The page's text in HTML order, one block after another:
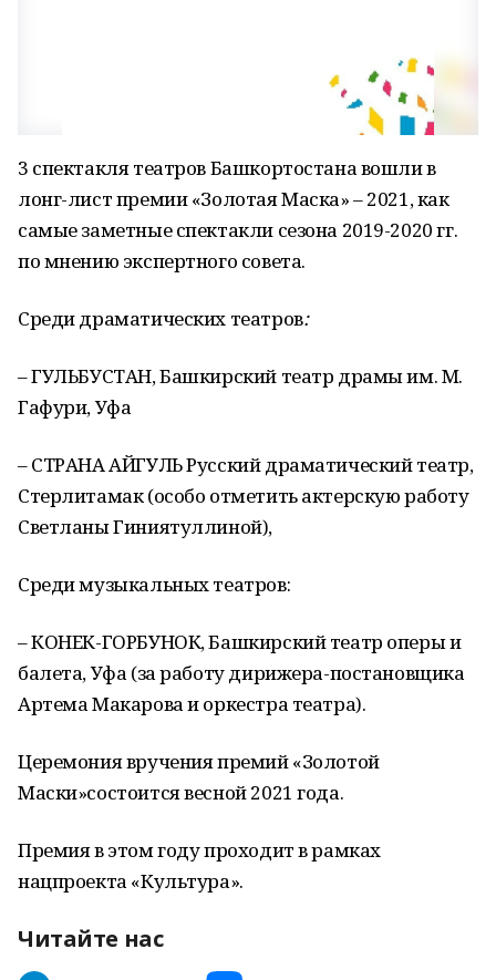
3 спектакля театров Башкортостана вошли в
лонг-лист премии «Золотая Маска» – 2021, как
самые заметные спектакли сезона 2019-2020 гг.
по мнению экспертного совета.
Среди драматических театров:
– ГУЛЬБУСТАН, Башкирский театр драмы им. М.
Гафури, Уфа
– СТРАНА АЙГУЛЬ Русский драматический театр,
Стерлитамак (особо отметить актерскую работу
Светланы Гиниятуллиной),
Среди музыкальных театров:
– КОНЕК-ГОРБУНОК, Башкирский театр оперы и
балета, Уфа (за работу дирижера-постановщика
Артема Макарова и оркестра театра).
Церемония вручения премий «Золотой
Маски»состоится весной 2021 года.
Премия в этом году проходит в рамках
нацпроекта «Культура».
Читайте нас